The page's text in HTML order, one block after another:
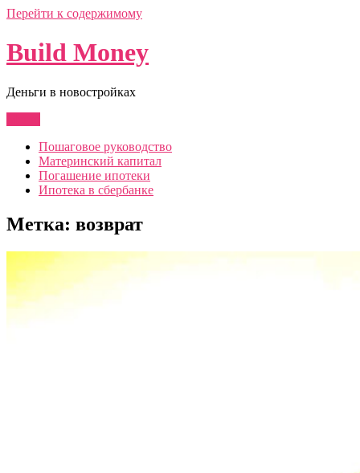
Перейти к содержимому
Build Money
Деньги в новостройках
Пошаговое руководство
Материнский капитал
Погашение ипотеки
Ипотека в сбербанке
Метка: возврат